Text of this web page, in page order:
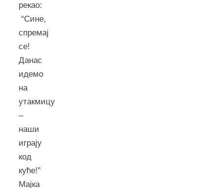
рекао:
“Сине,
спремај
се!
Данас
идемо
на
утакмицу
–
наши
играју
код
куће!”
Мајка